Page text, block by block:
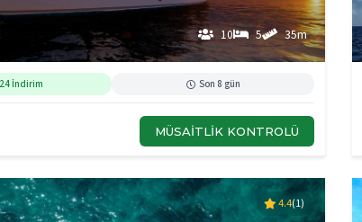
10 5 35m
İndirim Son 8 gün
MÜSAITLIK KONTROLÜ
4.4(1)